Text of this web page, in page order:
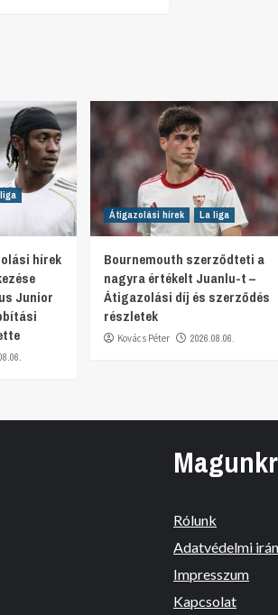
hírek
Junior
Átigazolási hírek La liga
Bournemouth szerződteti a
nagyra értékelt Juanlu-t –
Átigazolási díj és szerződés
részletek
Kovács Péter 2026.08.06.
Rólunk
Adatvédelmi
Impresszum
Kapcsolat